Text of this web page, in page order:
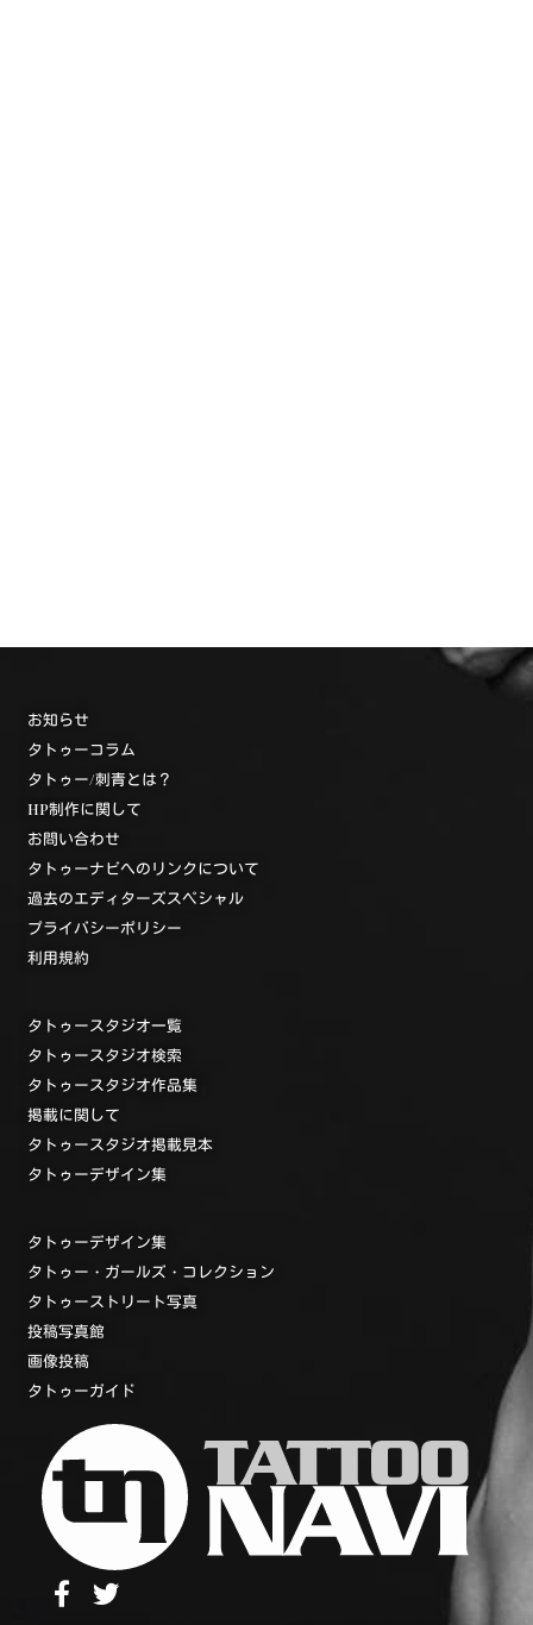
お知らせ
タトゥーコラム
タトゥー/刺青とは？
HP制作に関して
お問い合わせ
タトゥーナビへのリンクについて
過去のエディターズスペシャル
プライバシーポリシー
利用規約
タトゥースタジオ一覧
タトゥースタジオ検索
タトゥースタジオ作品集
掲載に関して
タトゥースタジオ掲載見本
タトゥーデザイン集
タトゥーデザイン集
タトゥー・ガールズ・コレクション
タトゥーストリート写真
投稿写真館
画像投稿
タトゥーガイド